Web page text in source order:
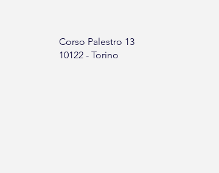
Corso Palestro 13
10122 - Torino